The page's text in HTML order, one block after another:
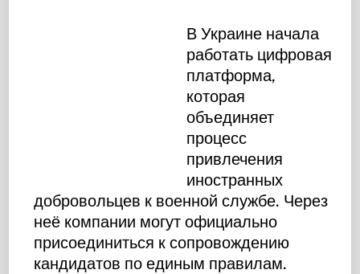
В Украине начала
работать цифровая
платформа,
которая
объединяет
процесс
привлечения
иностранных
добровольцев к военной службе. Через
неё компании могут официально
присоединиться к сопровождению
кандидатов по единым правилам.